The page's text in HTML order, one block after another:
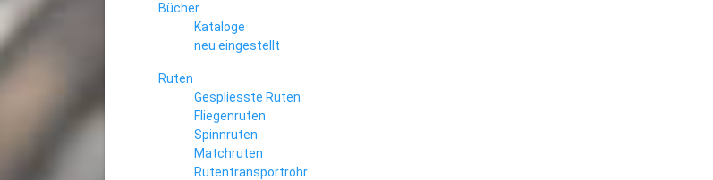
Bücher
Kataloge
neu eingestellt
Ruten
Gespliesste Ruten
Fliegenruten
Spinnruten
Matchruten
Rutentransportrohr